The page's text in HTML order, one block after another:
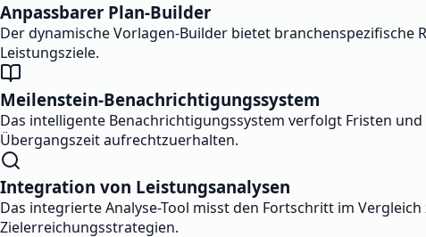
Anpassbarer Plan-Builder
Der dynamische Vorlagen-Builder bietet
Leistungsziele.
Meilenstein-Benachrichtigungssystem
Das intelligente Benachrichtigungssystem verfolgt Fristen
Übergangszeit aufrechtzuerhalten.
Integration von Leistungsanalysen
Das integrierte Analyse-Tool misst den Fortschritt im
Zielerreichungsstrategien.